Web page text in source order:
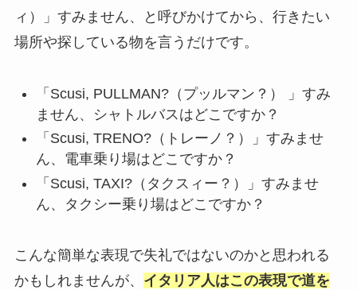
ィ）」すみません、と呼びかけてから、行きたい
場所や探している物を言うだけです。
「Scusi, PULLMAN?（プッルマン？） 」すみ
ません、シャトルバスはどこですか？
「Scusi, TRENO?（トレーノ？）」すみませ
ん、電車乗り場はどこですか？
「Scusi, TAXI?（タクスィー？）」すみませ
ん、タクシー乗り場はどこですか？
こんな簡単な表現で失礼ではないのかと思われる
かもしれませんが、 イタリア人はこの表現で道を